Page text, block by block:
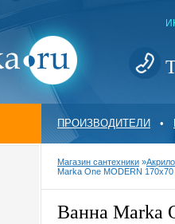
ПРОИЗВОДИТЕЛИ •
Магазин сантехники »
Marka One MODERN
Ванна Marka